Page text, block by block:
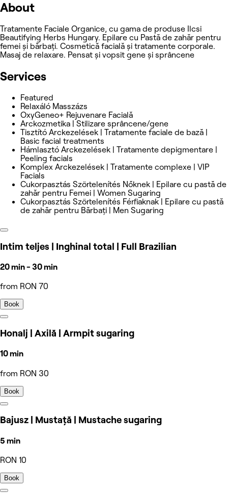
About
Tratamente Faciale Organice, cu gama de produse Ilcsi
Beautifying Herbs Hungary. Epilare cu Pastă de zahăr pentru
femei și bărbați. Cosmetică facială și tratamente corporale.
Masaj de relaxare. Pensat și vopsit gene și sprâncene
Services
Featured
Relaxáló Masszázs
OxyGeneo+ Rejuvenare Facială
Arckozmetika | Stilizare sprâncene/gene
Tisztító Arckezelések | Tratamente faciale de bază |
Basic facial treatments
Hámlasztó Arckezelések | Tratamente depigmentare |
Peeling facials
Komplex Arckezelések | Tratamente complexe | VIP
Facials
Cukorpasztás Szörtelenítés Nőknek | Epilare cu pastă de
zahăr pentru Femei | Women Sugaring
Cukorpasztás Szörtelenítés Férfiaknak | Epilare cu pastă
de zahăr pentru Bărbați | Men Sugaring
Intim teljes | Inghinal total | Full Brazilian
20 min - 30 min
from RON 70
Book
Honalj | Axilă | Armpit sugaring
10 min
from RON 30
Book
Bajusz | Mustață | Mustache sugaring
5 min
RON 10
Book